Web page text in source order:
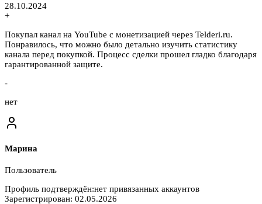
28.10.2024
+
Покупал канал на YouTube с монетизацией через Telderi.ru.
Понравилось, что можно было детально изучить статистику
канала перед покупкой. Процесс сделки прошел гладко благодаря
гарантированной защите.
-
нет
Марина
Пользователь
Профиль подтверждён:нет привязанных аккаунтов
Зарегистрирован: 02.05.2026